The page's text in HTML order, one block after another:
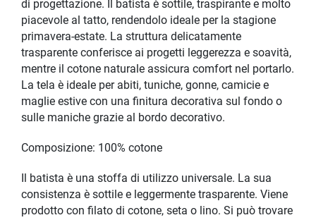
di progettazione. Il batista è sottile, traspirante e molto
piacevole al tatto, rendendolo ideale per la stagione
primavera-estate. La struttura delicatamente
trasparente conferisce ai progetti leggerezza e soavità,
mentre il cotone naturale assicura comfort nel portarlo.
La tela è ideale per abiti, tuniche, gonne, camicie e
maglie estive con una finitura decorativa sul fondo o
sulle maniche grazie al bordo decorativo.
Composizione: 100% cotone
Il batista è una stoffa di utilizzo universale. La sua
consistenza è sottile e leggermente trasparente. Viene
prodotto con filato di cotone, seta o lino. Si può trovare